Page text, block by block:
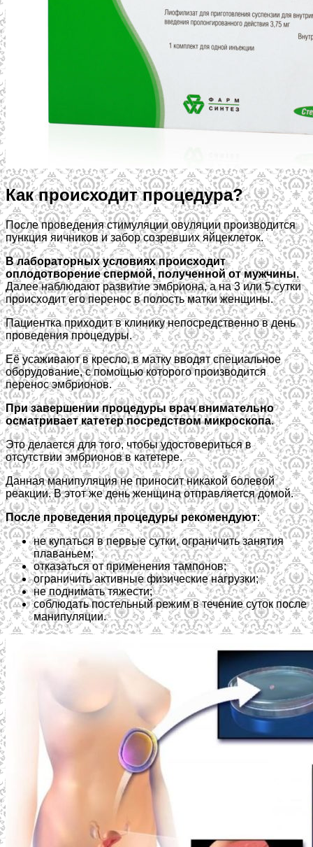
Как происходит процедура?
После проведения стимуляции овуляции производится
пункция яичников и забор созревших яйцеклеток.
В лабораторных условиях происходит
оплодотворение спермой, полученной от мужчины.
Далее наблюдают развитие эмбриона, а на 3 или 5 сутки
происходит его перенос в полость матки женщины.
Пациентка приходит в клинику непосредственно в день
проведения процедуры.
Её усаживают в кресло, в матку вводят специальное
оборудование, с помощью которого производится
перенос эмбрионов.
При завершении процедуры врач внимательно
осматривает катетер посредством микроскопа.
Это делается для того, чтобы удостовериться в
отсутствии эмбрионов в катетере.
Данная манипуляция не приносит никакой болевой
реакции. В этот же день женщина отправляется домой.
После проведения процедуры рекомендуют:
не купаться в первые сутки, ограничить занятия
плаваньем;
отказаться от применения тампонов;
ограничить активные физические нагрузки;
не поднимать тяжести;
соблюдать постельный режим в течение суток после
манипуляции.